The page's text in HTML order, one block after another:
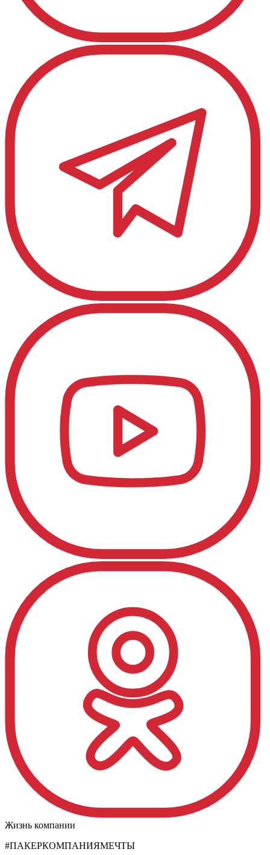
Жизнь компании
#ПАКЕРКОМПАНИЯМЕЧТЫ